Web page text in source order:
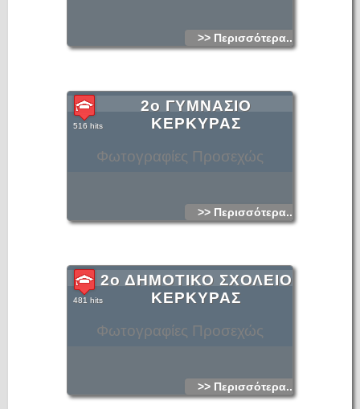
>> Περισσότερα...
Φωτογραφίες Προσεχώς
2ο ΓΥΜΝΑΣΙΟ
ΚΕΡΚΥΡΑΣ
516 hits
>> Περισσότερα...
Φωτογραφίες Προσεχώς
2ο ΔΗΜΟΤΙΚΟ ΣΧΟΛΕΙΟ
ΚΕΡΚΥΡΑΣ
481 hits
>> Περισσότερα...